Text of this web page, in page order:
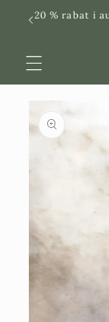
Svenska
20 % rabat i